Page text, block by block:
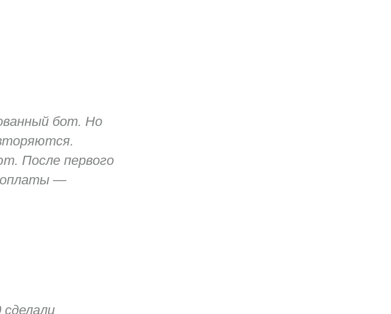
бот. Но
После первого
оплаты —